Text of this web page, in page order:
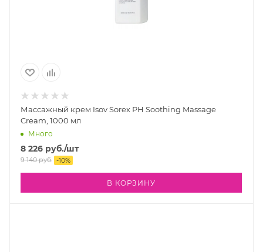
Массажный крем Isov Sorex PH Soothing Massage
Cream, 1000 мл
Много
8 226 руб./шт
9 140руб. -10%
В КОРЗИНУ